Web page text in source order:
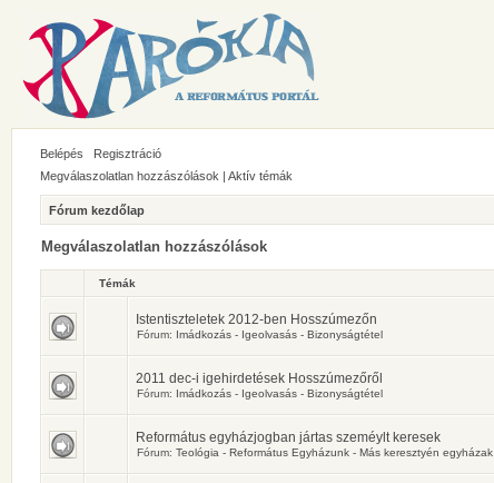
Belépés Regisztráció
Megválaszolatlan hozzászólások | Aktív témák
Fórum kezdőlap
Megválaszolatlan hozzászólások
Témák
Istentiszteletek 2012-ben Hosszúmezőn
Fórum: Imádkozás - Igeolvasás - Bizonyságtétel
2011 dec-i igehirdetések Hosszúmezőről
Fórum: Imádkozás - Igeolvasás - Bizonyságtétel
Református egyházjogban jártas szeméylt keresek
Fórum: Teológia - Református Egyházunk - Más keresztyén egyházak